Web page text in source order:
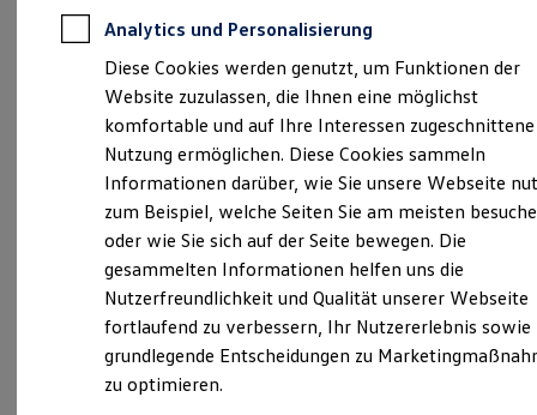
Für Privatkunden
Für Gewerbekunden
Profi Paket
TopDeal
Gebrauchtwagen
ProfiPartner für Gebrauchtwagen
Zertifizierte Gebrauchtwagen
Finanzierung
Für Privatkunden
Für Gewerbekunden
Leasing
Für Privatkunden
Für Gewerbekunden
Versicherungen & Garantien
Garantien
Kfz-Versicherung für Nutzfahrzeuge
Restschuldversicherung
Wartungsverträge
Verantwortlich für die Inhalte auf dieser Seite ist die Autozentrale
Eichmann GmbH - Co. KG ( Impressum & Rechtliches )
Industriestraße 1, 56414 Hundsangen
hundsangen@eichmann.vapn.de
Montag-Freitag 07:30-18:00 Uhr
Samstag
08:00 -12:00 Uhr
Analytics und Personalisierung
Diese Cookies werden genutzt, um Funktionen der
Website zuzulassen, die Ihnen eine möglichst
komfortable und auf Ihre Interessen zugeschnittene
Nutzung ermöglichen. Diese Cookies sammeln
Informationen darüber, wie Sie unsere Webseite
zum Beispiel, welche Seiten Sie am meisten
oder wie Sie sich auf der Seite bewegen. Die
gesammelten Informationen helfen uns die
Nutzerfreundlichkeit und Qualität unserer Webseite
fortlaufend zu verbessern, Ihr Nutzererlebnis sowie
grundlegende Entscheidungen zu
zu optimieren.